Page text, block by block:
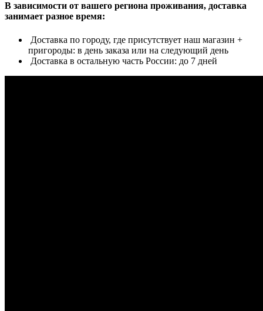
В зависимости от вашего региона проживания, доставка
занимает разное время:
Доставка по городу, где присутствует наш магазин +
пригороды: в день заказа или на следующий день
Доставка в остальную часть России: до 7 дней